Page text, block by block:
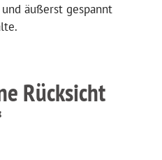
äußerst gespannt
Rücksicht